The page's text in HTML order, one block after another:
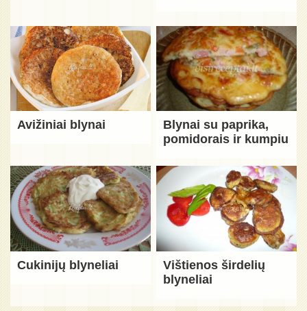
Avižiniai blynai
Blynai su paprika,
pomidorais ir kumpiu
Cukinijų blyneliai
Vištienos širdelių
blyneliai